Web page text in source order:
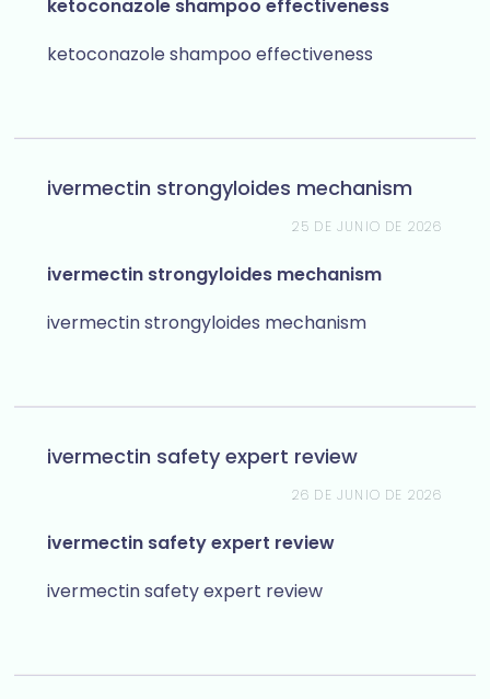
ketoconazole shampoo effectiveness
ketoconazole shampoo effectiveness
ivermectin strongyloides mechanism
25 DE JUNIO DE 2026
ivermectin strongyloides mechanism
ivermectin strongyloides mechanism
ivermectin safety expert review
26 DE JUNIO DE 2026
ivermectin safety expert review
ivermectin safety expert review